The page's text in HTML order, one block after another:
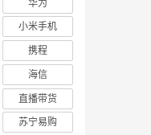
华为
小米手机
携程
海信
直播带货
苏宁易购